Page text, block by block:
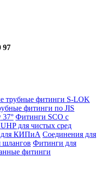
97
трубные фитинги S-LOK
фитинги по JIS
37° Фитинги SCO с
для чистых сред
для КИПиА Соединения для
шлангов Фитинги для
фитинги